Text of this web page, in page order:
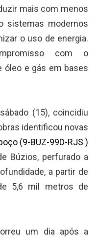
mais com menos
sistemas modernos
o uso de energia.
com o
óleo e gás em bases
(15), coincidiu
identificou novas
(9-BUZ-99D-RJS )
Búzios, perfurado a
a partir de
5,6 mil metros de
um dia após a